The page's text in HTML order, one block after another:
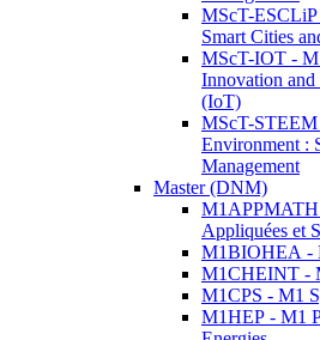
MScT-
Smart Cities
MScT-IOT -
Innovation and
(IoT)
MScT-
Environment :
Management
Master (DNM)
M1APPMATH
Appliquées et
M1BIOHEA -
M1CHEINT -
M1CPS - M1
M1HEP - M1